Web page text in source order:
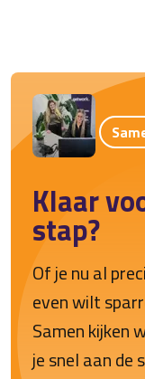
Klaar
stap?
Of je nu al
even wilt
Samen kijken
je snel aan de